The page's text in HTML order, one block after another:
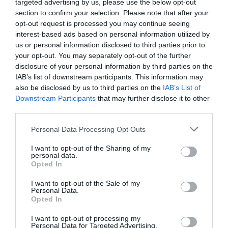
targeted advertising by us, please use the below opt-out
section to confirm your selection. Please note that after your
opt-out request is processed you may continue seeing
interest-based ads based on personal information utilized by
us or personal information disclosed to third parties prior to
your opt-out. You may separately opt-out of the further
disclosure of your personal information by third parties on the
IAB’s list of downstream participants. This information may
also be disclosed by us to third parties on the IAB’s List of
Downstream Participants that may further disclose it to other
Personal Data Processing Opt Outs
I want to opt-out of the Sharing of my
personal data.
Opted In
I want to opt-out of the Sale of my
Personal Data.
Opted In
I want to opt-out of processing my
Personal Data for Targeted Advertising.
minuts molt visual, en la que ha demanat una
reforma reguladora. "Vivim en un món en
conflicte i la nostra societat ha perdut
l'optimisme. Malgrat l'immens progrés que hem
aconseguit i la millora de la qualitat de vida
gràcies a la tecnologia, aquesta pot ser utilitzada
per aspectes bons i també per dolents", apunta
Pallete. "El nostre sector ha sigut crucial durant
els últims 25 anys, amb una ràpida resposta
part de la solució als problemes mundials, però és
el moment d'un lideratge responsable, de donar
un propòsit a la tecnologia i de l’auge dels valors.
Hem de situar la persona al centre de la
tecnologia", continua el nou president. I, finalitza
amb una picada d’ullet a la nostra capital: